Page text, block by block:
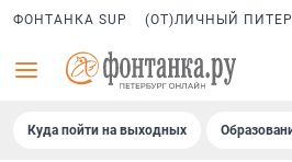
ФОНТАНКА SUP (ОТ)ЛИЧНЫЙ ПИТЕР
Куда пойти на выходных